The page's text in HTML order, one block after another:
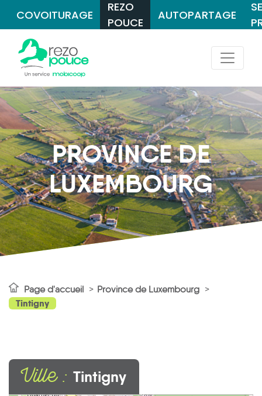
COVOITURAGE
REZO
POUCE
AUTOPARTAGE
PROVINCE DE
LUXEMBOURG
Page d'accueil Province de Luxembourg
Tintigny
Ville : Tintigny